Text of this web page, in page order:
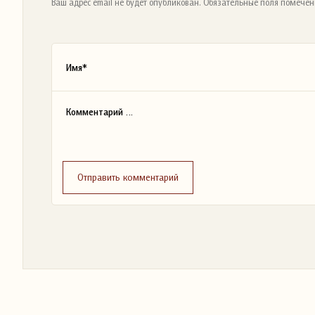
Отправить комментарий